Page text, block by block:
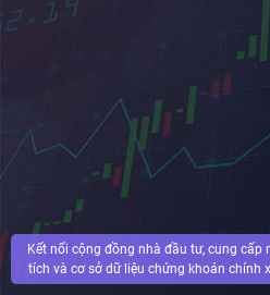
Kết nối cộng đồng nhà đầu tư, cung cấp
tích và cơ sở dữ liệu chứng khoán chính